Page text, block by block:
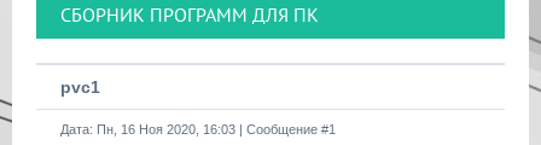
СБОРНИК ПРОГРАММ ДЛЯ ПК
pvc1
Дата: Пн, 16 Ноя 2020, 16:03 | Сообщение #1